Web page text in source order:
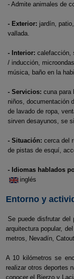
- Admite animales de
- Exterior: jardín,
vallada.
- Interior: calefacción,
/ inducción,
música, baño en la
- Servicios: cuna para
niños, documentación
de lavado de ropa,
sirven desayunos, se
- Situación: cerca del
de pistas de esquí,
- Idiomas hablados
inglés
Entorno y
Se puede disfrutar
arquitectura popular,
metros, Nevadín,
A 10 kilómetros se
realizar otros deportes
conocer el Bierzo y